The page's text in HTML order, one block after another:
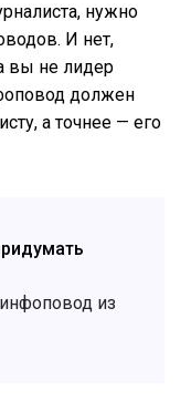
нужно
И нет,
вы не лидер
должен
а точнее — его
из